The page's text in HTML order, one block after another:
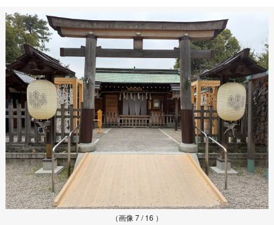
（画像 7 / 16 ）